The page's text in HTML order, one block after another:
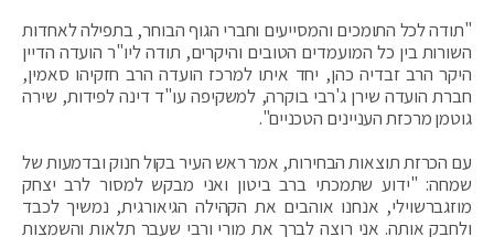
"תודה לכל התומכים והמסייעים וחברי הגוף הבוחר, בתפילה לאחדות
השורות בין כל המועמדים הטובים והיקרים, תודה ליו"ר הועדה הדיין
היקר הרב זבדיה כהן, יחד איתו למרכז הועדה הרב חזקיהו סאמין,
חברת הועדה שירן ג'רבי בוקרה, למשקיפה עו"ד דינה לפידות, שירה
גוטמן מרכזת העניינים הטכניים".
עם הכרזת תוצאות הבחירות, אמר ראש העיר בקול חנוק ובדמעות של
שמחה: "ידוע שתמכתי ברב ביטון ואני מבקש למסור לרב יצחק
מוזגברשוילי, אנחנו אוהבים את הקהילה הגיאורגית, נמשיך לכבד
ולחבק אותה. אני רוצה לברך את מורי ורבי שעבר תלאות והשמצות